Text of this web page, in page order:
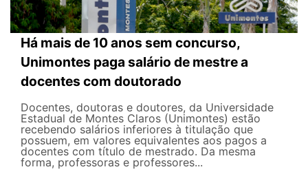
Há mais de 10 anos sem concurso,
Unimontes paga salário de mestre a
docentes com doutorado
Docentes, doutoras e doutores, da Universidade
Estadual de Montes Claros (Unimontes) estão
recebendo salários inferiores à titulação que
possuem, em valores equivalentes aos pagos a
docentes com título de mestrado. Da mesma
forma, professoras e professores...